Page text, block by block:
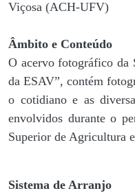
Viçosa (ACH-UFV)
Âmbito e Conteúdo
O acervo fotográfico da
da ESAV”, contém
o cotidiano e as
envolvidos durante o
Superior de Agricultura
Sistema de Arranjo